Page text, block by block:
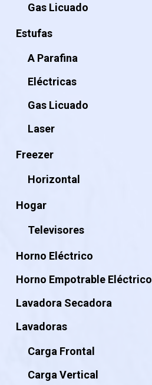
Gas Licuado
Estufas
A Parafina
Eléctricas
Gas Licuado
Laser
Freezer
Horizontal
Hogar
Televisores
Horno Eléctrico
Horno Empotrable Eléctrico
Lavadora Secadora
Lavadoras
Carga Frontal
Carga Vertical